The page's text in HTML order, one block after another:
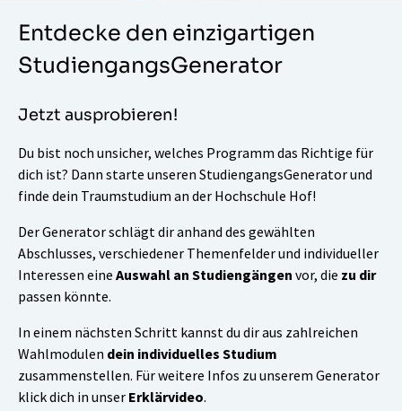
Entdecke den einzigartigen
StudiengangsGenerator
Jetzt ausprobieren!
Du bist noch unsicher, welches Programm das Richtige für
dich ist? Dann starte unseren StudiengangsGeneratorund
finde dein Traumstudium an der Hochschule Hof!
Der Generator schlägt dir anhand des gewählten
Abschlusses, verschiedener Themenfelder und individueller
Interessen eine Auswahl an Studiengängen vor, die zu dir
passen könnte.
In einem nächsten Schritt kannst du dir aus zahlreichen
Wahlmodulen dein individuelles Studium
zusammenstellen. Für weitere Infos zu unserem Generator
klick dich in unser Erklärvideo.